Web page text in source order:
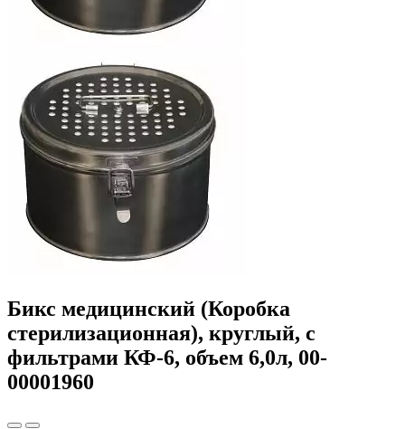
Бикс медицинский (Коробка
стерилизационная), круглый, с
фильтрами КФ-6, объем 6,0л, 00-
00001960